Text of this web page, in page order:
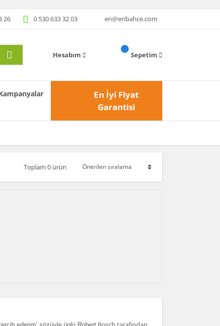
26 0 530 633 32 03 en@enbahce.com
Hesabım Sepetim
En İyi Fiyat
Garantisi
Toplam 0 ürün